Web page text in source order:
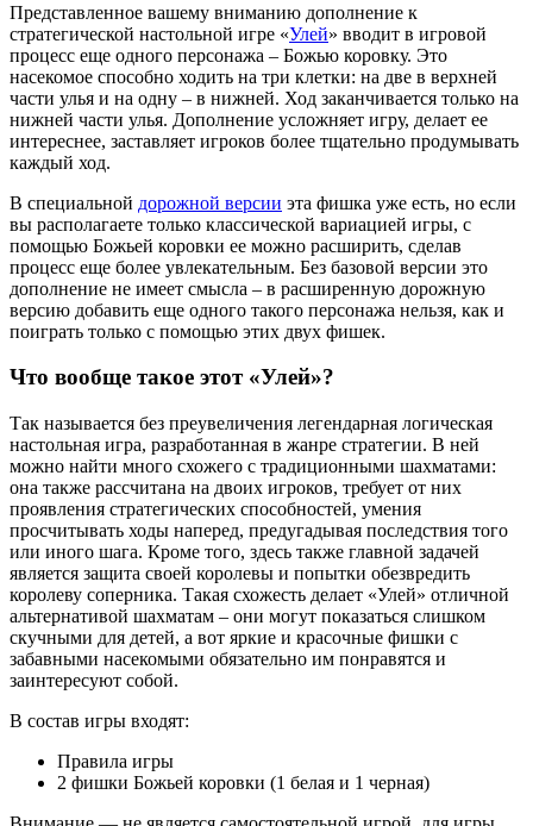
Представленное вашему вниманию дополнение к
стратегической настольной игре «Улей» вводит в игровой
процесс еще одного персонажа – Божью коровку. Это
насекомое способно ходить на три клетки: на две в верхней
части улья и на одну – в нижней. Ход заканчивается только на
нижней части улья. Дополнение усложняет игру, делает ее
интереснее, заставляет игроков более тщательно продумывать
каждый ход.
В специальной дорожной версии эта фишка уже есть, но если
вы располагаете только классической вариацией игры, с
помощью Божьей коровки ее можно расширить, сделав
процесс еще более увлекательным. Без базовой версии это
дополнение не имеет смысла – в расширенную дорожную
версию добавить еще одного такого персонажа нельзя, как и
поиграть только с помощью этих двух фишек.
Что вообще такое этот «Улей»?
Так называется без преувеличения легендарная логическая
настольная игра, разработанная в жанре стратегии. В ней
можно найти много схожего с традиционными шахматами:
она также рассчитана на двоих игроков, требует от них
проявления стратегических способностей, умения
просчитывать ходы наперед, предугадывая последствия того
или иного шага. Кроме того, здесь также главной задачей
является защита своей королевы и попытки обезвредить
королеву соперника. Такая схожесть делает «Улей» отличной
альтернативой шахматам – они могут показаться слишком
скучными для детей, а вот яркие и красочные фишки с
забавными насекомыми обязательно им понравятся и
заинтересуют собой.
В состав игры входят:
Правила игры
2 фишки Божьей коровки (1 белая и 1 черная)